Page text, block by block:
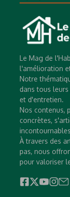
Le Mag de
l'amélioration
Notre
dans tous
et d'entretien.
Nos contenus,
concrètes,
À travers des
pas, nous
pour valoriser